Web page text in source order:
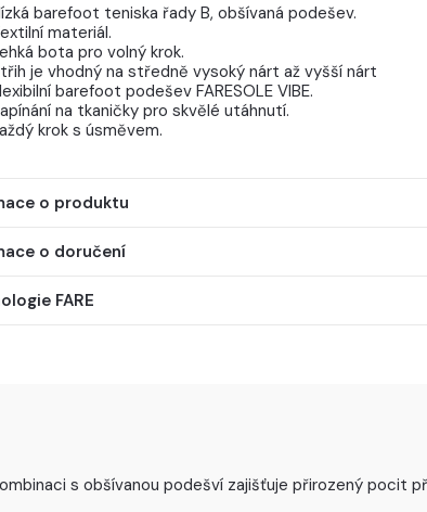
barefoot teniska řady B, obšívaná podešev.
materiál.
bota pro volný krok.
je vhodný na středně vysoký nárt až vyšší nárt
barefoot podešev FARESOLE VIBE.
na tkaničky pro skvělé utáhnutí.
krok s úsměvem.
o produktu
o doručení
FARE
s obšívanou podešví zajišťuje přirozený pocit